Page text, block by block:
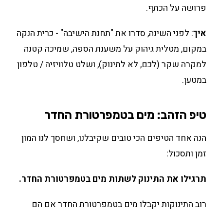
פרושה על הכתף.
איך: לפני השינה, סדרו את "תחנת הישיבה" - כרית הנקה
במקום, מטלית גיהוק על משענת הספה, שמיכה קטנה
למקרה שקר (לכם, לא לתינוק), ושלט טלוויזיה / טלפון
במטען.
טיפ הזהב: מים בטמפרטורת החדר
הנה אחד הטיפים הכי טובים שקיבלנו, ושחסך לנו המון
זמן ותסכול:
תרגילו את התינוק לשתות מים בטמפרטורת החדר.
רוב התינוקות יקבלו מים בטמפרטורת החדר אם הם